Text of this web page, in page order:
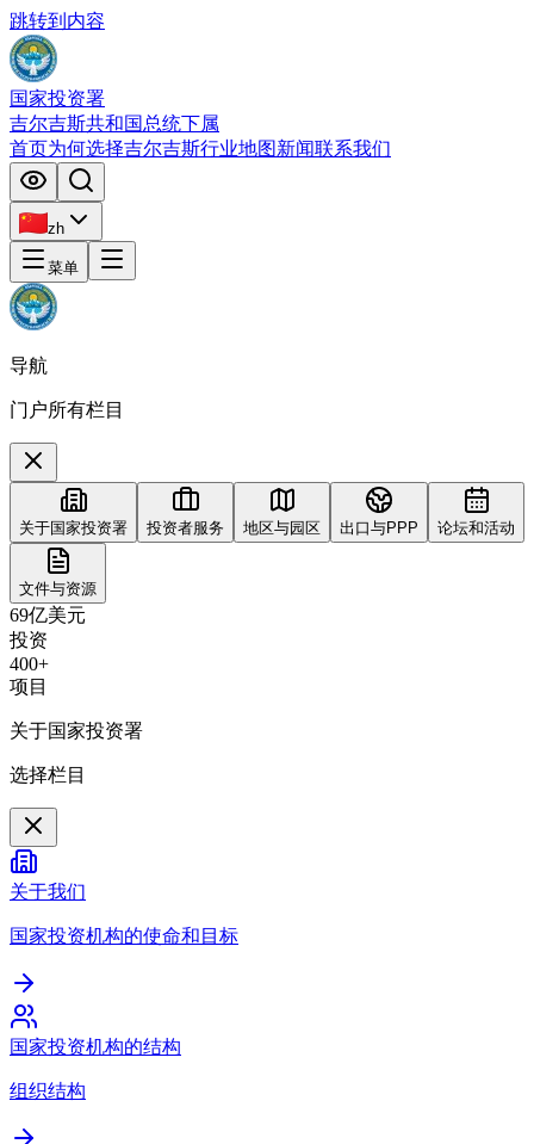
跳转到内容
国家投资署
吉尔吉斯共和国总统下属
首页为何选择吉尔吉斯行业地图新闻联系我们
zh
菜单
导航
门户所有栏目
关于国家投资署 投资者服务 地区与园区 出口与PPP 论坛和活动
文件与资源
69亿美元
投资
400+
项目
关于国家投资署
选择栏目
关于我们
国家投资机构的使命和目标
国家投资机构的结构
组织结构